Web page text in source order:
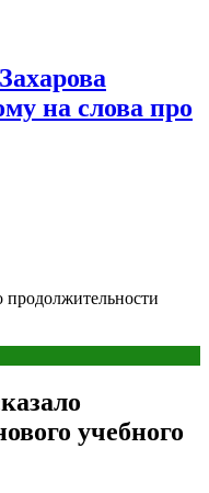
на слова про
продолжительности
учебного